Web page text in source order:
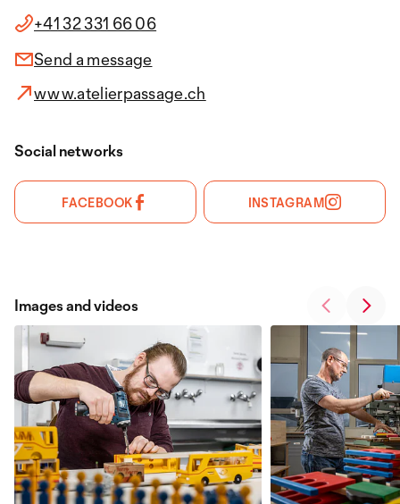
+41 32 331 66 06
Send a message
www.atelierpassage.ch
Social networks
FACEBOOK INSTAGRAM
Images and videos